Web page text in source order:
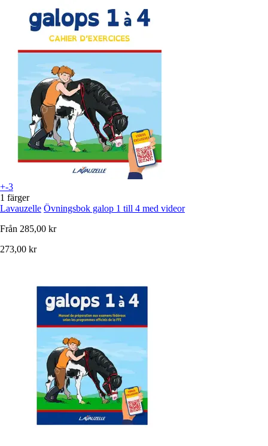
+-3
1 färger
Lavauzelle Övningsbok galop 1 till 4 med videor
Från 285,00 kr
273,00 kr